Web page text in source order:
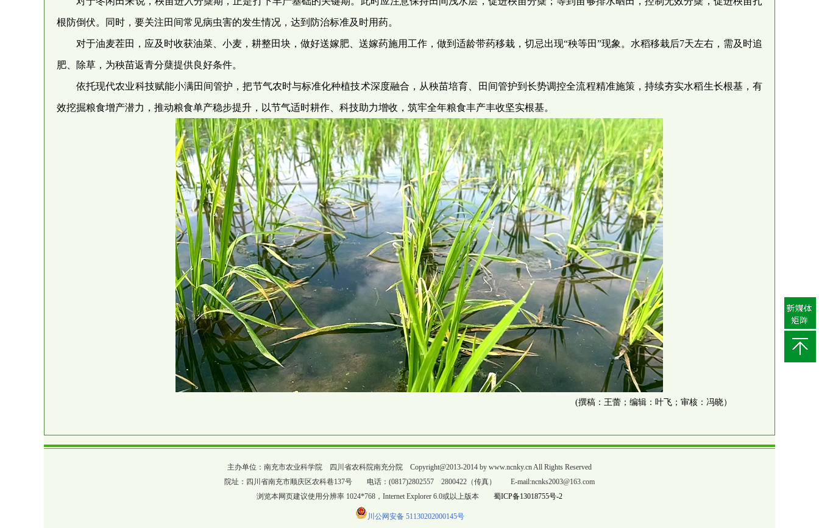
根防倒伏。同时，要关注田间常见病虫害的发生情况，达到防治标准及时用药。
对于油麦茬田，应及时收获油菜、小麦，耕整田块，做好送嫁肥、送嫁药施用工作，做到适龄带药移栽，切忌出现“秧等田”现象。水稻移栽后7天左右，需及时追
肥、除草，为秧苗返青分蘖提供良好条件。
依托现代农业科技赋能小满田间管护，把节气农时与标准化种植技术深度融合，从秧苗培育、田间管护到长势调控全流程精准施策，持续夯实水稻生长根基，有
效挖掘粮食增产潜力，推动粮食单产稳步提升，以节气适时耕作、科技助力增收，筑牢全年粮食丰产丰收坚实根基。
(撰稿：王蕾；编辑：叶飞；审核：冯晓）
主办单位：南充市农业科学院 四川省农科院南充分院 Copyright@2013-2014 by www.ncnky.cn All Rights Reserved
院址：四川省南充市顺庆区农科巷137号 电话：(0817)2802557 2800422（传真） E-mail:ncnks2003@163.com
浏览本网页建议使用分辨率 1024*768，Internet Explorer 6.0或以上版本 蜀ICP备13018755号-2
川公网安备 51130202000145号